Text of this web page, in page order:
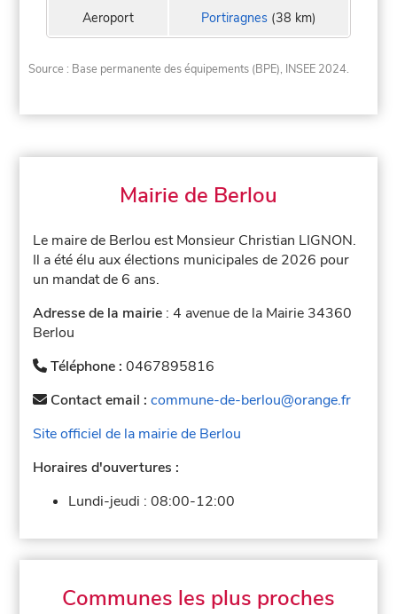
Aeroport Portiragnes (38 km)
Source : Base permanente des équipements (BPE), INSEE 2024.
Mairie de Berlou
Le maire de Berlou est Monsieur Christian LIGNON.
Il a été élu aux élections municipales de 2026 pour
un mandat de 6 ans.
Adresse de la mairie : 4 avenue de la Mairie 34360
Berlou
Téléphone :0467895816
Contact email :commune-de-berlou@orange.fr
Site officiel de la mairie de Berlou
Horaires d'ouvertures :
Lundi-jeudi :08:00-12:00
Communes les plus proches